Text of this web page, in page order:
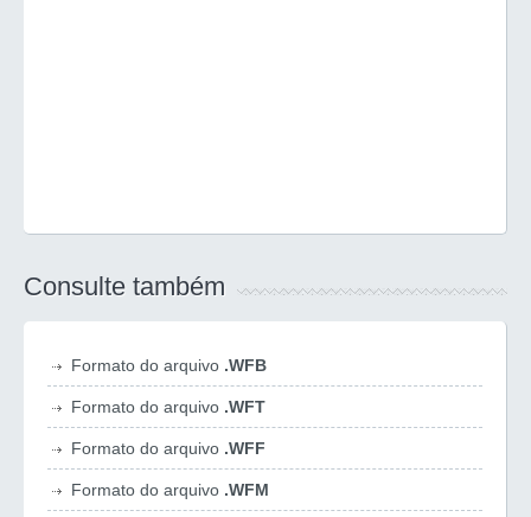
Consulte também
Formato do arquivo .WFB
Formato do arquivo .WFT
Formato do arquivo .WFF
Formato do arquivo .WFM